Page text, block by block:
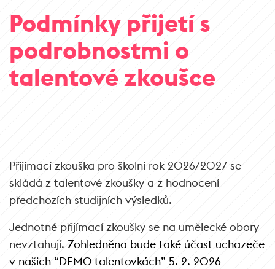
Podmínky přijetí s
podrobnostmi o
talentové zkoušce
Přijímací zkouška pro školní rok 2026/2027 se
skládá z talentové zkoušky a z hodnocení
předchozích studijních výsledků.
Jednotné přijímací zkoušky se na umělecké obory
nevztahují. Zohledněna bude také účast uchazeče
v našich “DEMO talentovkách” 5. 2. 2026